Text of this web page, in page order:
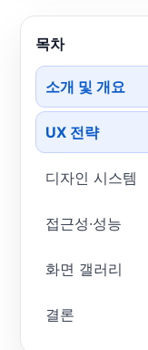
목차
소개 및 개요
UX 전략
디자인 시스템
접근성·성능
화면 갤러리
결론